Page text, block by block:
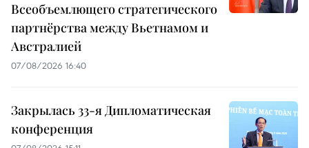
Всеобъемлющего стратегического
партнёрства между Вьетнамом и
Австралией
07/08/2026 16:40
Закрылась 33-я Дипломатическая
конференция